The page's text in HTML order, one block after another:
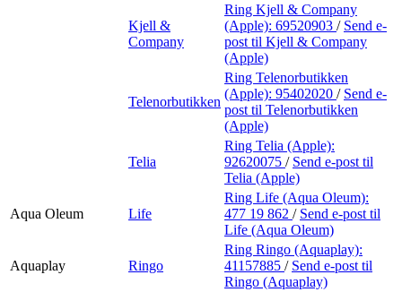
Kjell &
Company
Ring Kjell & Company
(Apple): 69520903 / Send e-
post til Kjell & Company
(Apple)
Telenorbutikken
Ring Telenorbutikken
(Apple): 95402020 / Send e-
post til Telenorbutikken
(Apple)
Telia
Ring Telia (Apple):
92620075 / Send e-post til
Telia (Apple)
Aqua Oleum Life
Ring Life (Aqua Oleum):
477 19 862 / Send e-post til
Life (Aqua Oleum)
Aquaplay Ringo
Ring Ringo (Aquaplay):
41157885 / Send e-post til
Ringo (Aquaplay)